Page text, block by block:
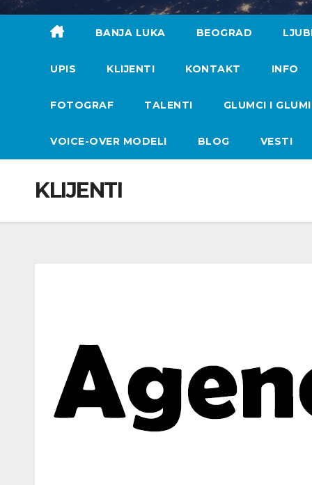
BANJA LUKA BEOGRAD
UPIS KLIJENTI KONTAKT INFO
FOTOGRAF TALENTI GLUMCI I
VOICE-OVER MODELI BLOG VESTI
KLIJENTI